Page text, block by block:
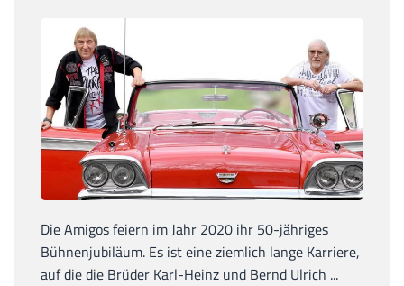
Die Amigos feiern im Jahr 2020 ihr 50-jähriges
Bühnenjubiläum. Es ist eine ziemlich lange Karriere,
auf die die Brüder Karl-Heinz und Bernd Ulrich ...